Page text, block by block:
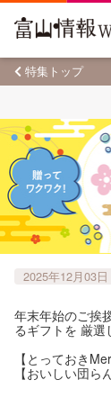
特集トップ
2025年12月03日
年末年始のご挨
るギフトを 厳選
【とっておき
【おいしい団